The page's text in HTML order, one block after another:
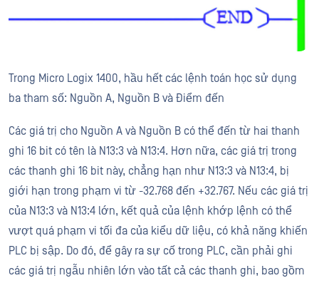
Trong Micro Logix 1400, hầu hết các lệnh toán học sử dụng
ba tham số: Nguồn A, Nguồn B và Điểm đến
Các giá trị cho Nguồn A và Nguồn B có thể đến từ hai thanh
ghi 16 bit có tên là N13:3 và N13:4. Hơn nữa, các giá trị trong
các thanh ghi 16 bit này, chẳng hạn như N13:3 và N13:4, bị
giới hạn trong phạm vi từ -32.768 đến +32.767. Nếu các giá trị
của N13:3 và N13:4 lớn, kết quả của lệnh khớp lệnh có thể
vượt quá phạm vi tối đa của kiểu dữ liệu, có khả năng khiến
PLC bị sập. Do đó, để gây ra sự cố trong PLC, cần phải ghi
các giá trị ngẫu nhiên lớn vào tất cả các thanh ghi, bao gồm